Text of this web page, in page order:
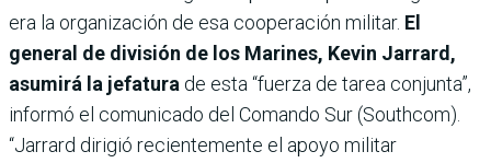
era la organización de esa cooperación militar. El
general de división de los Marines, Kevin Jarrard,
asumirá la jefatura de esta “fuerza de tarea conjunta”,
informó el comunicado del Comando Sur (Southcom).
“Jarrard dirigió recientemente el apoyo militar